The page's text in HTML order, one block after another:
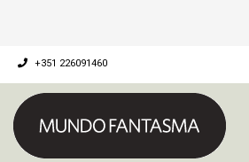
+351 226091460